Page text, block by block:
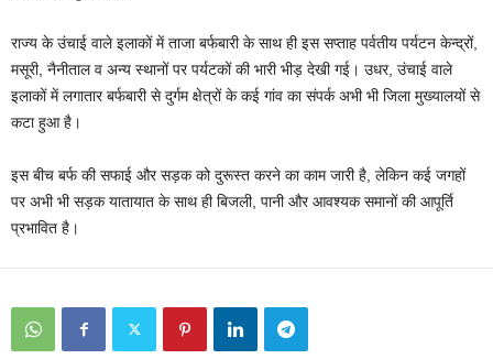
राज्‍य के उंचाई वाले इलाकों में ताजा बर्फबारी के साथ ही इस सप्‍ताह पर्वतीय पर्यटन केन्‍द्रों,
मसूरी, नैनीताल व अन्‍य स्‍थानों पर पर्यटकों की भारी भीड़ देखी गई। उधर, उंचाई वाले
इलाकों में लगातार बर्फबारी से दुर्गम क्षेत्रों के कई गांव का संपर्क अभी भी जिला मुख्‍यालयों से
कटा हुआ है।
इस बीच बर्फ की सफाई और सड़क को दुरूस्‍त करने का काम जारी है, लेकिन कई जगहों
पर अभी भी सड़क यातायात के साथ ही बिजली, पानी और आवश्‍यक समानों की आपूर्ति
प्रभावित है।